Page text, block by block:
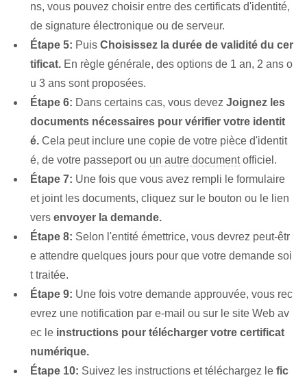
ns, vous pouvez choisir entre des certificats d'identité,
de signature électronique ou de serveur.
Étape 5: Puis Choisissez la durée de validité du cer
tificat. En règle générale, des options de 1 an, 2 ans o
u 3 ans sont proposées.
Étape 6: Dans certains cas, vous devez Joignez les
documents nécessaires pour vérifier votre identit
é. Cela peut inclure une copie de votre pièce d'identit
é, de votre passeport ou un autre documentofficiel.
Étape 7: Une fois que vous avez rempli le formulaire
et joint les documents, cliquez sur le bouton ou le lien
vers envoyer la demande.
Étape 8: Selon l'entité émettrice, vous devrez peut-êtr
e attendre quelques jours pour que votre demande soi
t traitée.
Étape 9: Une fois votre demande approuvée, vous rec
evrez une notification par e-mail ou sur le site Web av
ec le instructions pour télécharger votre certificat
numérique.
Étape 10: Suivez les instructions et téléchargez le fic